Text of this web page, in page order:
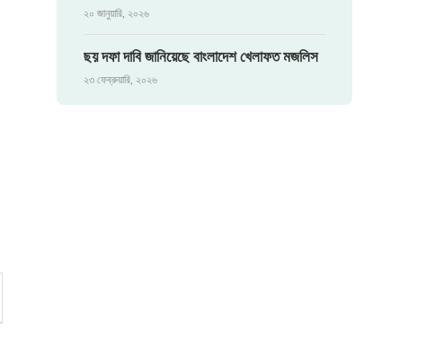
২০ জানুয়ারি, ২০২৬
ছয় দফা দাবি জানিয়েছে বাংলাদেশ খেলাফত মজলিস
২৩ ফেব্রুয়ারি, ২০২৬